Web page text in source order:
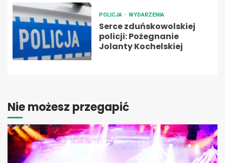
POLICJA WYDARZENIA
Serce zduńskowolskiej
policji: Pożegnanie
Jolanty Kochelskiej
Nie możesz przegapić